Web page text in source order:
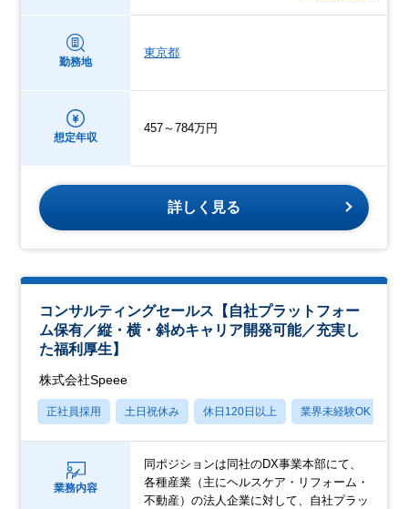
勤務地
東京都
想定年収
457～784万円
詳しく見る
コンサルティングセールス【自社プラットフォー
ム保有／縦・横・斜めキャリア開発可能／充実し
た福利厚生】
株式会社Speee
正社員採用 土日祝休み 休日120日以上 業界未経験OK
業務内容
同ポジションは同社のDX事業本部にて、
各種産業（主にヘルスケア・リフォーム・
不動産）の法人企業に対して、自社プラッ